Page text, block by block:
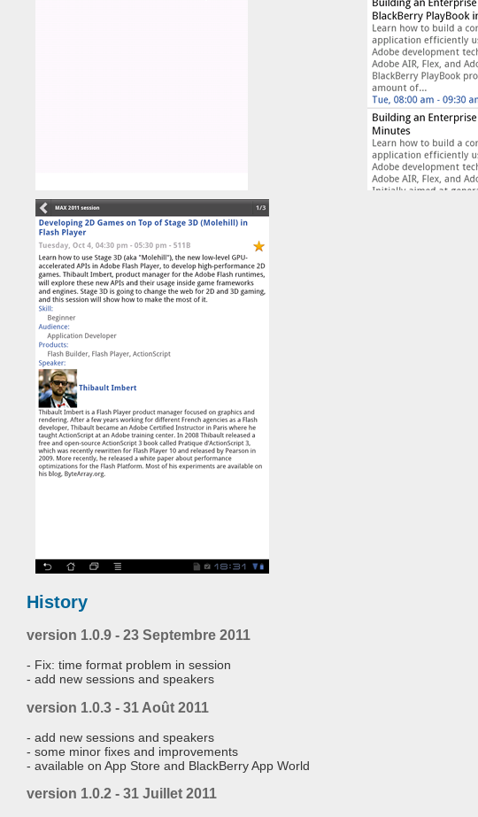
History
version 1.0.9 - 23 Septembre 2011
- Fix: time format problem in session
- add new sessions and speakers
version 1.0.3 - 31 Août 2011
- add new sessions and speakers
- some minor fixes and improvements
- available on App Store and BlackBerry App World
version 1.0.2 - 31 Juillet 2011